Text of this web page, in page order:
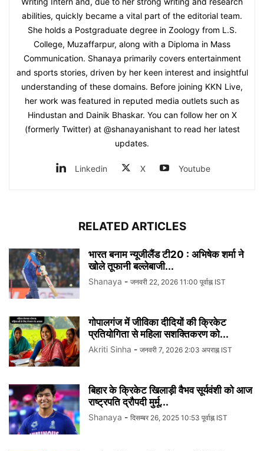
abilities, quickly became a vital part of the editorial team.
She holds a Postgraduate degree in Zoology from L.S.
College, Muzaffarpur, along with a Diploma in Mass
Communication. Shanaya primarily covers entertainment
and sports stories, driven by her keen interest and insightful
understanding of these domains. Before joining KKN Live,
her work was featured in reputed media outlets such as
Hindustan and Dainik Bhaskar. You can follow her on X
(formerly Twitter) at @shanayanishant to read her latest
updates.
Linkedin X Youtube
RELATED ARTICLES
भारत बनाम न्यूजीलैंड टी20 : अभिषेक शर्मा ने
खोले तूफानी बल्लेबाजी...
Shanaya - जनवरी 22, 2026 11:00 पूर्वाह्न IST
गोपालगंज में जीविका दीदियों की क्रिकेट
प्रतियोगिता से महिला सशक्तिकरण को...
Akriti Sinha - जनवरी 7, 2026 2:03 अपराह्न IST
बिहार के क्रिकेट खिलाड़ी वैभव सूर्यवंशी को आज
राष्ट्रपति द्रौपदी मुर्मू...
Shanaya - दिसम्बर 26, 2025 10:53 पूर्वाह्न IST